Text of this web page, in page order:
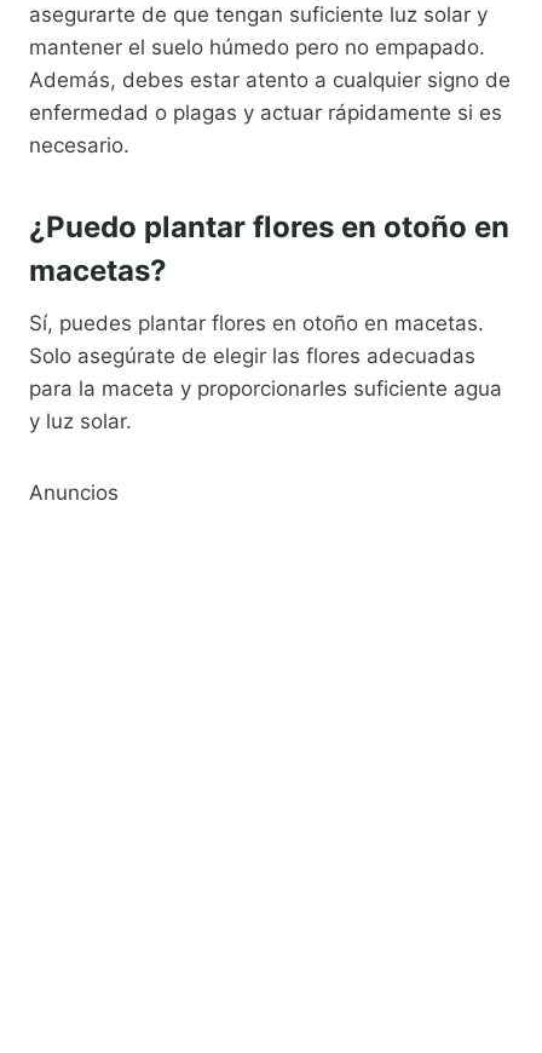
asegurarte de que tengan suficiente luz solar y
mantener el suelo húmedo pero no empapado.
Además, debes estar atento a cualquier signo de
enfermedad o plagas y actuar rápidamente si es
necesario.
¿Puedo plantar flores en otoño en
macetas?
Sí, puedes plantar flores en otoño en macetas.
Solo asegúrate de elegir las flores adecuadas
para la maceta y proporcionarles suficiente agua
y luz solar.
Anuncios